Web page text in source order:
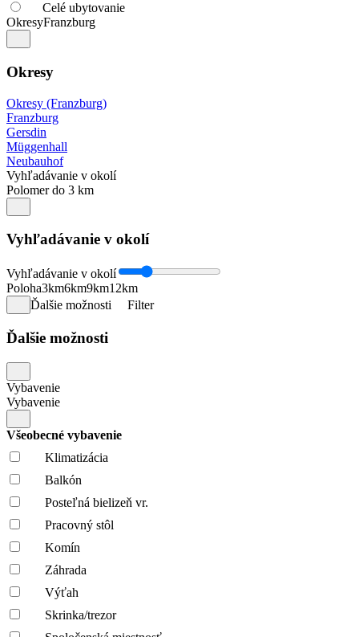
Celé ubytovanie
OkresyFranzburg
Okresy
Okresy (Franzburg)
Franzburg
Gersdin
Müggenhall
Neubauhof
Vyhľadávanie v okolí
Polomer do 3 km
Vyhľadávanie v okolí
Vyhľadávanie v okolí
Poloha3km6km9km12km
Ďalšie možnosti
Filter
Ďalšie možnosti
Vybavenie
Vybavenie
Všeobecné vybavenie
Klimatizácia
Balkón
Posteľná bielizeň vr.
Pracovný stôl
Komín
Záhrada
Výťah
Skrinka/trezor